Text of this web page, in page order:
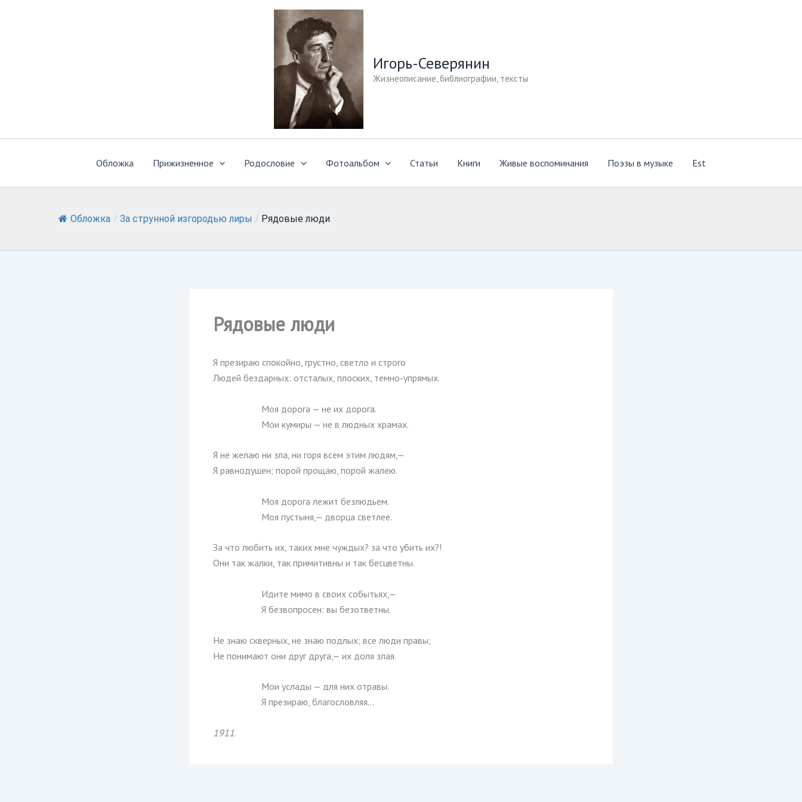
Игорь-Северянин
Жизнеописание, библиографии, тексты
Обложка Прижизненное Родословие Фотоальбом Статьи Книги Живые воспоминания Поэзы в музыке Est
Обложка / За струнной изгородью лиры / Рядовые люди
Рядовые люди
Я презираю спокойно, грустно, светло и строго
Людей бездарных: отсталых, плоских, темно-упрямых.
Моя дорога — не их дорога.
Мои кумиры — не в людных храмах.
Я не желаю ни зла, ни горя всем этим людям,—
Я равнодушен; порой прощаю, порой жалею.
Моя дорога лежит безлюдьем.
Моя пустыня,— дворца светлее.
За что любить их, таких мне чуждых? за что убить их?!
Они так жалки, так примитивны и так бесцветны.
Идите мимо в своих событьях,—
Я безвопросен: вы безответны.
Не знаю скверных, не знаю подлых; все люди правы;
Не понимают они друг друга,— их доля злая.
Мои услады — для них отравы.
Я презираю, благословляя…
1911.